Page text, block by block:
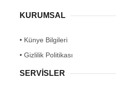
KURUMSAL
• Künye Bilgileri
• Gizlilik Politikası
SERVİSLER